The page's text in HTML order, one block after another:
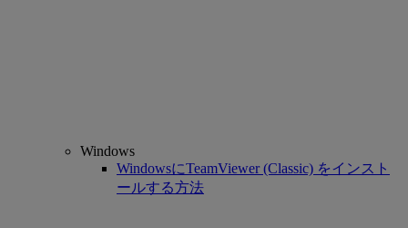
Windows
WindowsにTeamViewer (Classic) をインスト
ールする方法